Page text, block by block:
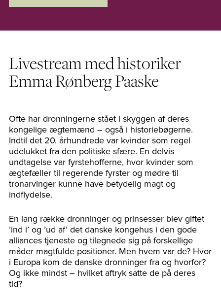
Livestream med historiker
Emma Rønberg Paaske
Ofte har dronningerne stået i skyggen af deres
kongelige ægtemænd – også i historiebøgerne.
Indtil det 20. århundrede var kvinder som regel
udelukket fra den politiske sfære. En delvis
undtagelse var fyrstehofferne, hvor kvinder som
ægtefæller til regerende fyrster og mødre til
tronarvinger kunne have betydelig magt og
indflydelse.
En lang række dronninger og prinsesser blev giftet
’ind i’ og ’ud af’ det danske kongehus i den gode
alliances tjeneste og tilegnede sig på forskellige
måder magtfulde positioner. Men hvem var de? Hvor
i Europa kom de danske dronninger fra og hvorfor?
Og ikke mindst – hvilket aftryk satte de på deres
tid?